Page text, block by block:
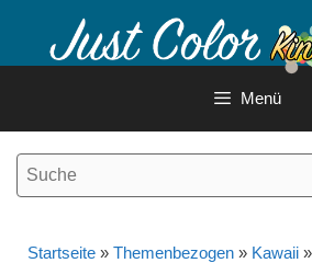
Inhalt
Menü
Startseite » Themenbezogen » Kawaii »